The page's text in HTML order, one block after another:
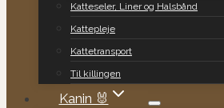
Katteseler, Liner og Halsbånd
Kattepleje
Kattetransport
Til killingen
Kanin 🐰